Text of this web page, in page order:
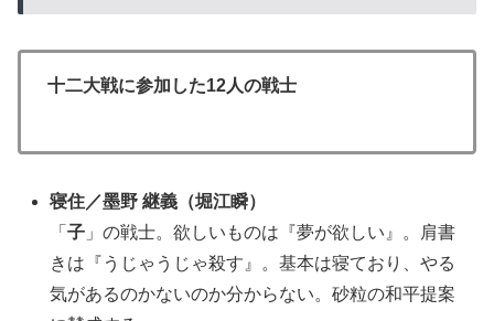
十二大戦に参加した12人の戦士
寝住／墨野 継義 （堀江瞬）
「子 」の戦士。欲しいものは『夢が欲しい』。肩書
きは『うじゃうじゃ殺す』。基本は寝ており、やる
気があるのかないのか分からない。砂粒の和平提案